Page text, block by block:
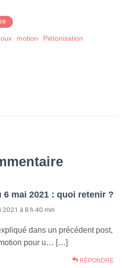
motion
Piétonisation
mai 2021 : quoi retenir ?
2021 à 8 h 40 min
dans un précédent post,
pour u… […]
RÉPONDRE